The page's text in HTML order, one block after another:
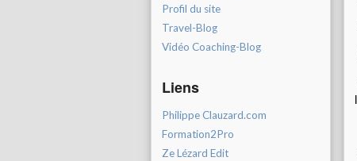
Profil du site
Travel-Blog
Vidéo Coaching-Blog
Liens
Philippe Clauzard.com
Formation2Pro
Ze Lézard Edit